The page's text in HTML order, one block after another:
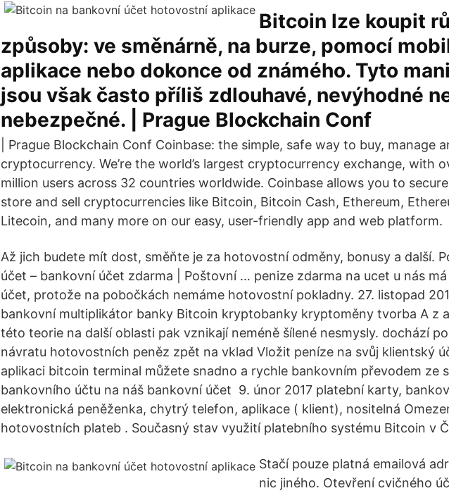
Bitcoin lze koupit
způsoby: ve směnárně, na burze, pomocí
aplikace nebo dokonce od známého. Tyto
jsou však často příliš zdlouhavé, nevýhodné
nebezpečné. | Prague Blockchain Conf
| Prague Blockchain Conf Coinbase: the simple, safe way to buy, manage
cryptocurrency. We’re the world’s largest cryptocurrency exchange, with
million users across 32 countries worldwide. Coinbase allows you to
store and sell cryptocurrencies like Bitcoin, Bitcoin Cash, Ethereum,
Litecoin, and many more on our easy, user-friendly app and web platform.
Až jich budete mít dost, směňte je za hotovostní odměny, bonusy a další.
účet – bankovní účet zdarma | Poštovní … penize zdarma na ucet u nás
účet, protože na pobočkách nemáme hotovostní pokladny. 27. listopad
bankovní multiplikátor banky Bitcoin kryptobanky kryptoměny tvorba A z
této teorie na další oblasti pak vznikají neméně šílené nesmysly. dochází
návratu hotovostních peněz zpět na vklad Vložit peníze na svůj klientský
aplikaci bitcoin terminal můžete snadno a rychle bankovním převodem ze
bankovního účtu na náš bankovní účet 9. únor 2017 platební karty,
elektronická peněženka, chytrý telefon, aplikace ( klient), nositelná
hotovostních plateb . Současný stav využití platebního systému Bitcoin v
Stačí pouze platná emailová
nic jiného. Otevření cvičného